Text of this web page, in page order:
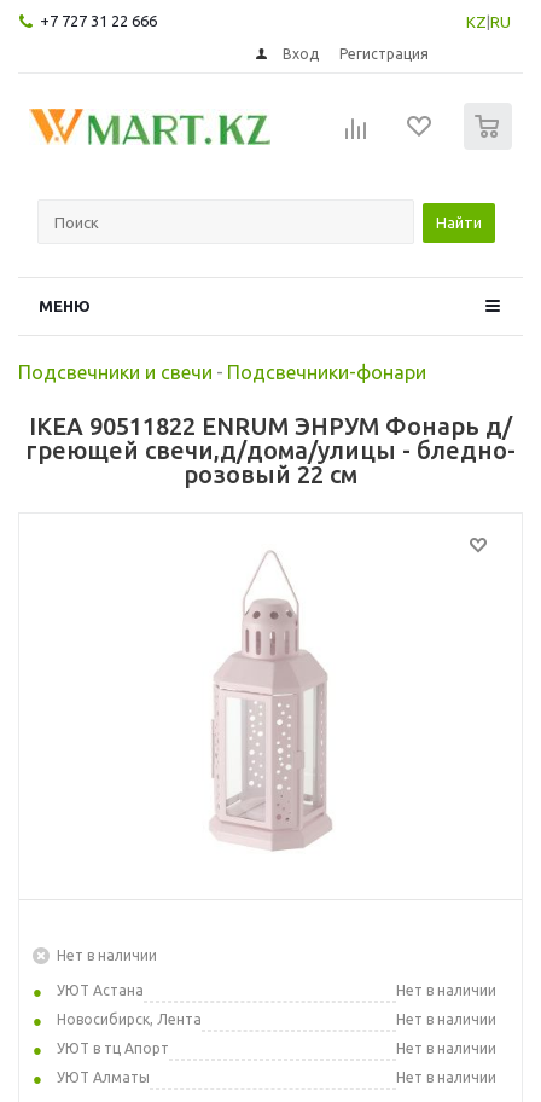
+7 727 31 22 666 KZ RU
Вход Регистрация
Найти
МЕНЮ
Подсвечники и свечи - Подсвечники-фонари
IKEA 90511822 ENRUM ЭНРУМ Фонарь д/
греющей свечи,д/дома/улицы - бледно-
розовый 22 см
Нет в наличии
УЮТ Астана
Нет в наличии
Новосибирск, Лента
Нет в наличии
УЮТ в тц Апорт
Нет в наличии
УЮТ Алматы
Нет в наличии